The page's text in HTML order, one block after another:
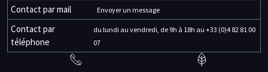
Contact par mail
Envoyer un message
Contact par
téléphone
du lundi au vendredi, de 9h à 18h au +33 (0)4 82 81 00
07